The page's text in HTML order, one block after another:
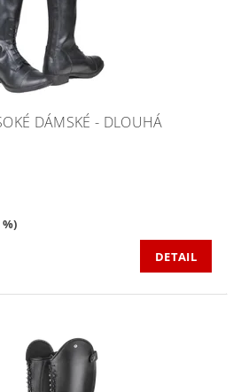
DÁMSKÉ - DLOUHÁ
DETAIL